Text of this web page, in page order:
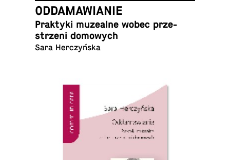
ODDAMAWIANIE
Prak­ty­ki mu­ze­al­ne wobec prze­
strze­ni domowych
Sara Herczyńska